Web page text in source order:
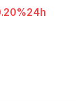
24h